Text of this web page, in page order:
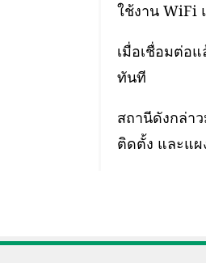
ใช้งาน WiFi
เมื่อเชื่อมต่อ
ทันที
สถานีดังกล่า
ติดตั้ง และแผ